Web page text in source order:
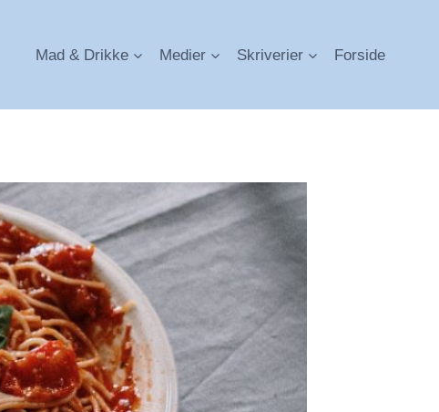
Mad & Drikke Medier Skriverier Forside